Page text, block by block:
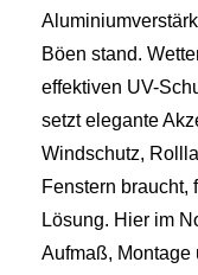
Böen stand.
effektiven UV-
setzt elegante
Windschutz,
Fenstern braucht,
Lösung. Hier im
Aufmaß, Montage